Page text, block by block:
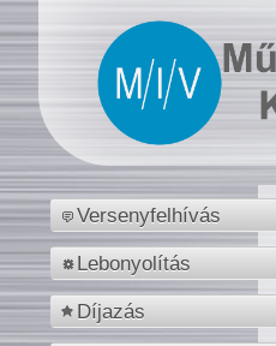
Versenyfelhívás
Lebonyolítás
Díjazás